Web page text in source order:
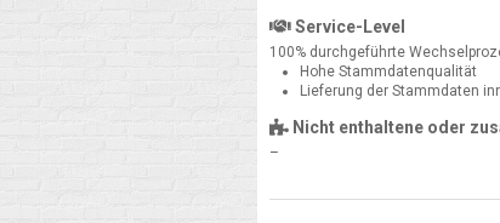
Service-Level
100% durchgeführte
Hohe Stammdatenqualität
Lieferung der Stammdaten
Nicht enthaltene oder
–